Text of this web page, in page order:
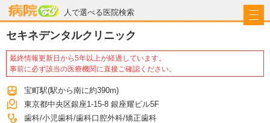
人で選べる医院検索
病院なび
セキネデンタルクリニック
最終情報更新日から5年以上が経過しています。
事前に必ず該当の医療機関に直接ご確認ください。
宝町駅(駅から南に約390m)
東京都中央区銀座1-15-8 銀座耀ビル5F
歯科 小児歯科 歯科口腔外科 矯正歯科